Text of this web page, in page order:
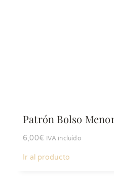
Patrón Bolso
6,00€ IVA incluído
Ir al producto